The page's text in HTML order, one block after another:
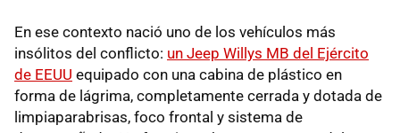
En ese contexto nació uno de los vehículos más
insólitos del conflicto: un Jeep Willys MB del Ejército
de EEUU equipado con una cabina de plástico en
forma de lágrima, completamente cerrada y dotada de
limpiaparabrisas, foco frontal y sistema de